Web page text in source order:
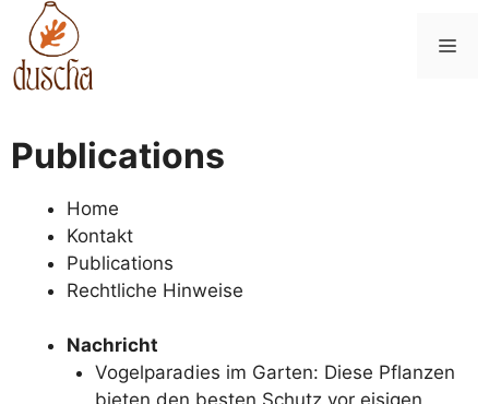
Zum
Inhalt
springen
Publications
Home
Kontakt
Publications
Rechtliche Hinweise
Nachricht
Vogelparadies im Garten: Diese Pflanzen